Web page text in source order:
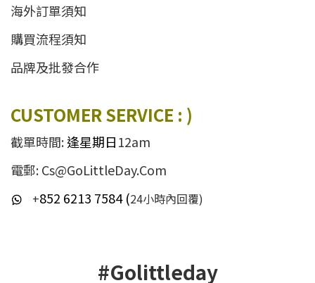
海外訂單須知
購買流程須知
品牌及批發合作
CUSTOMER SERVICE : )
截單時間:逢星期日12am
電郵: Cs@GoLittleDay.Com
+852 6213 7584 (24小時內回覆)
#Golittleday